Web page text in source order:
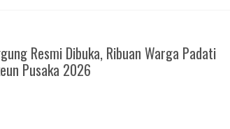
Resmi Dibuka, Ribuan Warga Padati
Pusaka 2026